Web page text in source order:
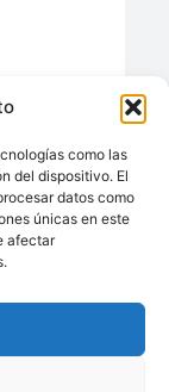
como las
del dispositivo. El
datos como
únicas en este
afectar
68 68